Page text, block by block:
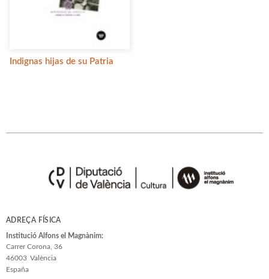
Indignas hijas de su Patria
ADREÇA FÍSICA
Institució Alfons el Magnànim:
Carrer Corona, 36
46003 València
España